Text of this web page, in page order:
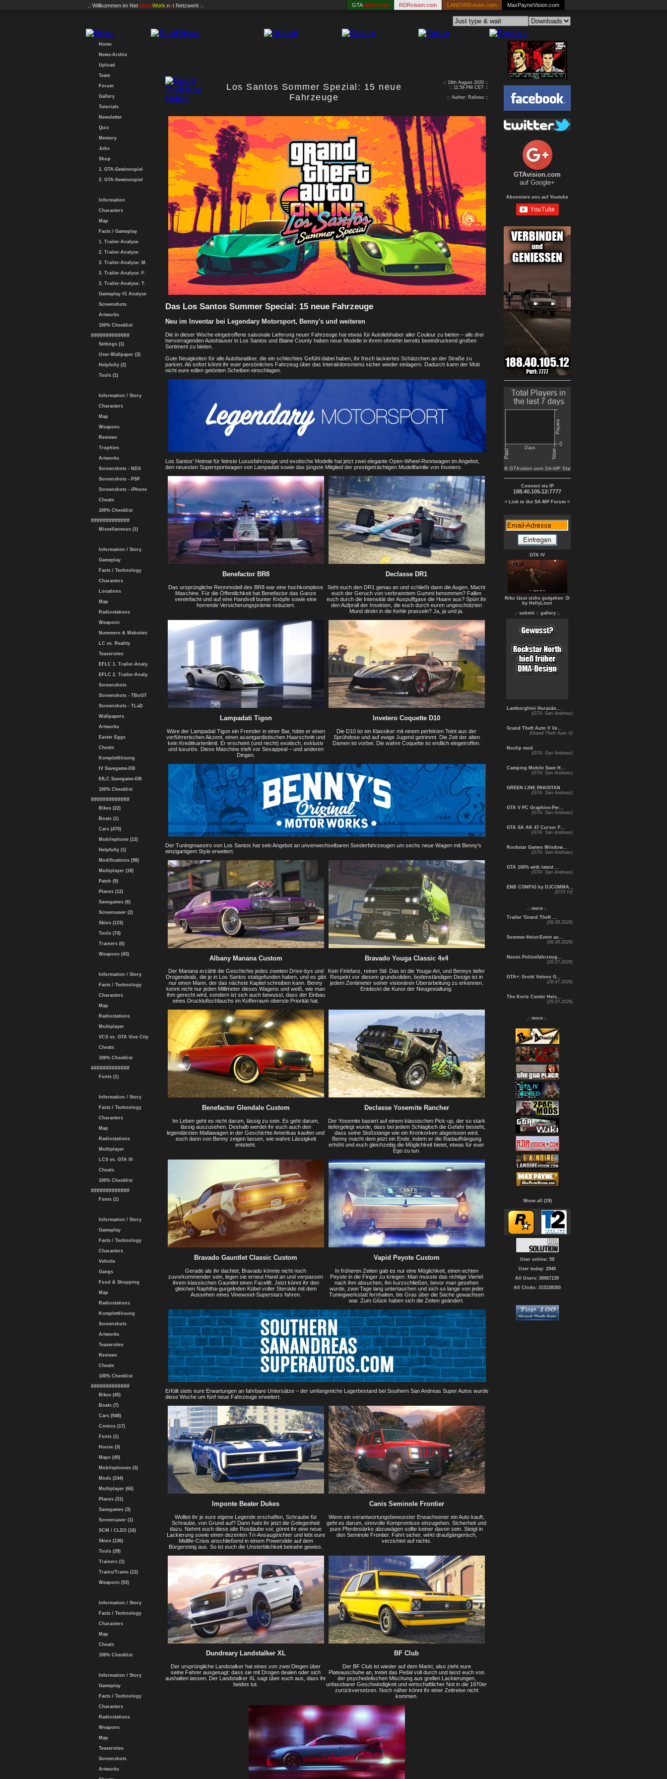
.: Willkommen im NetVisionWork .net Netzwerk :. GTAvision.com RDRvision.com LANOIREvision.com MaxPayneVision.com
Home
News-Archiv
Upload
Team
Forum
Gallery
Tutorials
Newsletter
Quiz
Memory
Jobs
Shop
1. GTA-Gewinnspiel
2. GTA-Gewinnspiel
Information
Characters
Map
Facts / Gameplay
1. Trailer-Analyse
2. Trailer-Analyse
3. Trailer-Analyse: M.
3. Trailer-Analyse: F.
3. Trailer-Analyse: T.
Gameplay #1 Analyse
Screenshots
Artworks
100% Checklist
#############
Settings (1)
User-Wallpaper (3)
Helpfully (2)
Tools (1)
Information / Story
Characters
Map
Weapons
Reviews
Trophies
Artworks
Screenshots - NDS
Screenshots - PSP
Screenshots - iPhone
Cheats
100% Checklist
#############
Miscellaneous (1)
Information / Story
Gameplay
Facts / Technology
Characters
Locations
Map
Radiostations
Weapons
Nummern & Websites
LC vs. Reality
Teasersites
EFLC 1. Trailer-Analy.
EFLC 2. Trailer-Analy.
Screenshots
Screenshots - TBoGT
Screenshots - TLaD
Wallpapers
Artworks
Easter Eggs
Cheats
Komplettlösung
IV Savegame-DB
EfLC Savegame-DB
100% Checklist
#############
Bikes (22)
Boats (1)
Cars (470)
Mobilephone (13)
Helpfully (1)
Modifications (98)
Multiplayer (18)
Patch (9)
Planes (12)
Savegames (6)
Screensaver (2)
Skins (123)
Tools (74)
Trainers (6)
Weapons (43)
Information / Story
Facts / Technology
Characters
Map
Radiostations
Multiplayer
VCS vs. GTA Vice City
Cheats
100% Checklist
#############
Fonts (1)
Information / Story
Facts / Technology
Characters
Map
Radiostations
Multiplayer
LCS vs. GTA III
Cheats
100% Checklist
#############
Fonts (1)
Information / Story
Gameplay
Facts / Technology
Characters
Vehicle
Gangs
Food & Shopping
Map
Radiostations
Komplettlösung
Screenshots
Artworks
Teasersites
Reviews
Cheats
100% Checklist
#############
Bikes (45)
Boats (7)
Cars (948)
Comics (17)
Fonts (1)
House (3)
Maps (49)
Mobilephones (3)
Mods (244)
Multiplayer (66)
Planes (31)
Savegames (3)
Screensaver (1)
SCM / CLEO (16)
Skins (136)
Tools (39)
Trainers (1)
Trains/Trams (12)
Weapons (53)
Information / Story
Facts / Technology
Characters
Map
Cheats
100% Checklist
Information / Story
Gameplay
Facts / Technology
Characters
Radiostations
Weapons
Map
Teasersites
Screenshots
Artworks
Los Santos Sommer Spezial: 15 neue
Fahrzeuge
:: 18th August 2020 ::
:: 11:59 PM CET ::
:: Author: Rafioso ::
Das Los Santos Summer Special: 15 neue Fahrzeuge
Neu im Inventar bei Legendary Motorsport, Benny's und weiteren
Die in dieser Woche eingetroffene saisonale Lieferung neuer Fahrzeuge hat etwas für Autoliebhaber aller Couleur zu bieten – alle drei
hervorragenden Autohäuser in Los Santos und Blaine County haben neue Modelle in ihrem ohnehin bereits beeindruckend großen
Sortiment zu bieten.
Gute Neuigkeiten für alle Autofanatiker, die ein schlechtes Gefühl dabei haben, ihr frisch lackiertes Schätzchen an der Straße zu
parken. Ab sofort könnt ihr euer persönliches Fahrzeug über das Interaktionsmenü sicher wieder einlagern. Dadurch kann der Mob
nicht eure edlen getönten Scheiben einschlagen.
Los Santos' Heimat für feinste Luxusfahrzeuge und exotische Modelle hat jetzt zwei elegante Open-Wheel-Rennwagen im Angebot,
den neuesten Supersportwagen von Lampadati sowie das jüngste Mitglied der prestigeträchtigen Modellfamilie von Invetero.
Benefactor BR8
Das ursprüngliche Rennmodell des BR8 war eine hochkomplexe
Maschine. Für die Öffentlichkeit hat Benefactor das Ganze
vereinfacht und auf eine Handvoll bunter Knöpfe sowie eine
horrende Versicherungsprämie reduziert.
Declasse DR1
Seht euch den DR1 genau an und schließt dann die Augen. Macht
euch der Geruch von verbranntem Gummi benommen? Fallen
euch durch die Intensität der Auspuffgase die Haare aus? Spürt ihr
den Aufprall der Insekten, die euch durch euren ungeschützten
Mund direkt in die Kehle prasseln? Ja, ja und ja.
Lampadati Tigon
Wäre der Lampadati Tigon ein Fremder in einer Bar, hätte er einen
verführerischen Akzent, einen avantgardistischen Haarschnitt und
kein Kreditkartenlimit. Er erscheint (und riecht) exotisch, exklusiv
und luxuriös. Diese Maschine trieft vor Sexappeal – und anderen
Dingen.
Invetero Coquette D10
Die D10 ist ein Klassiker mit einem perfekten Teint aus der
Sprühdose und auf ewige Jugend getrimmt. Die Zeit der alten
Damen ist vorbei. Die wahre Coquette ist endlich eingetroffen.
Der Tuningmaestro von Los Santos hat sein Angebot an unverwechselbaren Sonderfahrzeugen um sechs neue Wagen mit Benny's
einzigartigem Style erweitert.
Albany Manana Custom
Der Manana erzählt die Geschichte jedes zweiten Drive-bys und
Drogendeals, die je in Los Santos stattgefunden haben, und es gibt
nur einen Mann, der das nächste Kapitel schreiben kann. Benny
kennt nicht nur jeden Millimeter dieses Wagens und weiß, wie man
ihm gerecht wird, sondern ist sich auch bewusst, dass der Einbau
eines Druckluftschlauchs im Kofferraum oberste Priorität hat.
Bravado Youga Classic 4x4
Kein Firlefanz, reiner Stil: Das ist die Youga-Art, und Bennys tiefer
Respekt vor diesem grundsoliden, bodenständigen Design ist in
jedem Zentimeter seiner visionären Überarbeitung zu erkennen.
Entdeckt die Kunst der Neugestaltung.
Benefactor Glendale Custom
Im Leben geht es nicht darum, lässig zu sein. Es geht darum,
lässig auszusehen. Deshalb werdet ihr euch auch den
legendärsten Mafiawagen in der Geschichte Amerikas kaufen und
euch dann von Benny zeigen lassen, wie wahre Lässigkeit
entsteht.
Declasse Yosemite Rancher
Der Yosemite basiert auf einem klassischen Pick-up, der so stark
tiefergelegt wurde, dass bei jedem Schlagloch die Gefahr besteht,
dass seine Stoßstange wie ein Kronkorken abgerissen wird.
Benny macht dem jetzt ein Ende, indem er die Radaufhängung
erhöht und euch gleichzeitig die Möglichkeit bietet, etwas für euer
Ego zu tun.
Bravado Gauntlet Classic Custom
Gerade als ihr dachtet, Bravado könnte nicht noch
zuvorkommender sein, legen sie erneut Hand an und verpassen
ihrem klassischen Gauntlet einen Facelift. Jetzt könnt ihr den
gleichen Naphtha-gurgelnden Kübel voller Steroide mit dem
Aussehen eines Vinewood-Superstars fahren.
Vapid Peyote Custom
In früheren Zeiten gab es nur eine Möglichkeit, einen echten
Peyote in die Finger zu kriegen: Man musste das richtige Viertel
nach ihm absuchen, ihn kurzschließen, bevor man gesehen
wurde, zwei Tage lang untertauchen und sich so lange von jeder
Tuningwerkstatt fernhalten, bis Gras über die Sache gewachsen
war. Zum Glück haben sich die Zeiten geändert.
Erfüllt stets eure Erwartungen an fahrbare Untersätze – der umfangreiche Lagerbestand bei Southern San Andreas Super Autos wurde
diese Woche um fünf neue Fahrzeuge erweitert.
Imponte Beater Dukes
Wolltet ihr je eure eigene Legende erschaffen, Schraube für
Schraube, von Grund auf? Dann habt ihr jetzt die Gelegenheit
dazu. Nehmt euch diese alte Rostlaube vor, gönnt ihr eine neue
Lackierung sowie einen dezenten Tri-Ansaugtrichter und lebt eure
Midlife-Crisis anschließend in einem Powerslide auf dem
Bürgersteig aus. So ist euch die Unsterblichkeit beinahe gewiss.
Canis Seminole Frontier
Wenn ein verantwortungsbewusster Erwachsener ein Auto kauft,
geht es darum, sinnvolle Kompromisse einzugehen. Sicherheit und
pure Pferdestärke abzuwägen sollte keiner davon sein. Steigt in
den Seminole Frontier. Fahrt sicher, wirkt draufgängerisch,
verzichtet auf nichts.
Dundreary Landstalker XL
Der ursprüngliche Landstalker hat eines von zwei Dingen über
seine Fahrer ausgesagt: dass sie mit Drogen dealen oder sich
aushalten lassen. Der Landstalker XL sagt über euch aus, dass ihr
beides tut.
BF Club
Der BF Club ist wieder auf dem Markt, also zieht eure
Plateauschuhe an, tretet das Pedal voll durch und lasst euch von
der psychedelischen Mischung aus grellen Lackierungen,
unfassbarer Geschwindigkeit und wirtschaftlicher Not in die 1970er
zurückversetzen. Noch näher könnt ihr einer Zeitreise nicht
kommen.
GTAvision.com
auf Google+
Abonniere uns auf Youtube
Connect via IP
188.40.105.12:7777
> Link to the SA-MP Forum <
GTA IV
Niko lässt sichs gutgehen :D
by HellyLoon
.: submit : : gallery :.
Lamborghini Huracán...
(GTA: San Andreas)
Grand Theft Auto V Ve...
(Grand Theft Auto V)
Noclip mod
(GTA: San Andreas)
Camping Mobile Save H...
(GTA: San Andreas)
GREEN LINE PAKISTAN
(GTA: San Andreas)
GTA V PC Graphics-Per...
(GTA: San Andreas)
GTA SA AK 47 Cursor F...
(GTA: San Andreas)
Rockstar Games Window...
(GTA: San Andreas)
GTA 100% with latest ...
(GTA: San Andreas)
ENB CONFIG by DJCOMMA...
(GTA IV)
.: more :.
Trailer 'Grand Theft ...
(06.08.2026)
Sommer-Heist-Event au...
(06.08.2026)
Neues Polizeifahrzeug...
(28.07.2026)
GTA+: Grotti Veleno G...
(28.07.2026)
The Kortz Center Heis...
(28.07.2026)
.: more :.
Show all (19)
User online: 59
User today: 2940
All Users: 30967139
All Clicks: 315238350